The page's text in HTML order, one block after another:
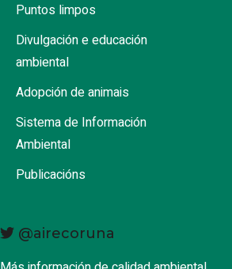
Puntos limpos
Divulgación e educación
ambiental
Adopción de animais
Sistema de Información
Ambiental
Publicacións
@airecoruna